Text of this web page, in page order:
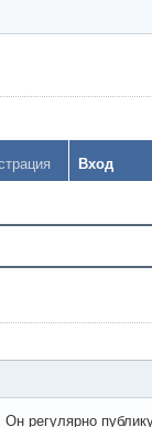
Вход
регулярно